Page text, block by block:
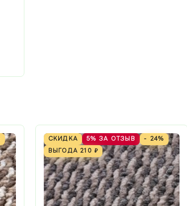
СКИДКА 5% ЗА ОТЗЫВ
- 24%
ВЫГОДА210 ₽